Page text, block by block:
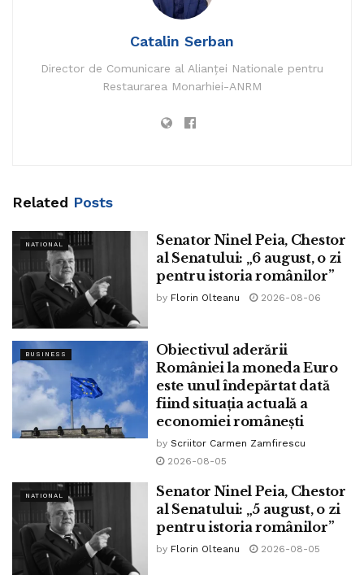
intre în carantină, dar mai ales pentru că pot rămâne fără
joburile de care depind şi cei de acasă.
circule zilnic cu metroul sau cu trenul şi urmează un
epidemie Spania www.bpnews.ro
Catalin Serban
Director de Comunicare al Alianței Nationale pentru
Restaurarea Monarhiei-ANRM
Related Posts
NATIONAL
Senator Ninel Peia, Chestor
al Senatului: „6 august, o zi
pentru istoria românilor”
by Florin Olteanu 2026-08-06
BUSINESS
Obiectivul aderării
României la moneda Euro
este unul îndepărtat dată
fiind situația actuală a
economiei românești
by Scriitor Carmen Zamfirescu
2026-08-05
NATIONAL
Senator Ninel Peia, Chestor
al Senatului: „5 august, o zi
pentru istoria românilor”
by Florin Olteanu 2026-08-05